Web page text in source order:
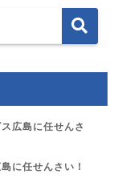
広島に任せんさ
に任せんさい！